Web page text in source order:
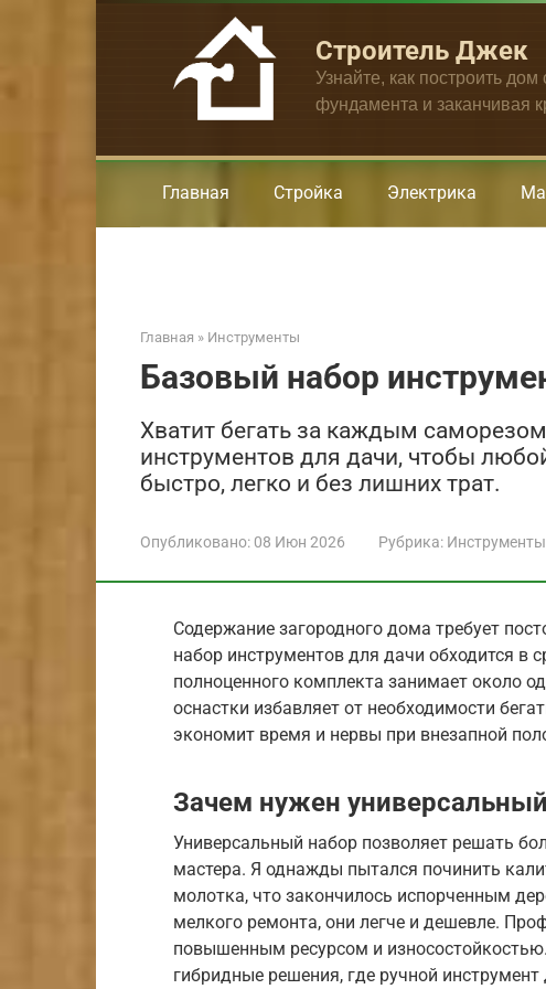
Строитель Джек
Узнайте, как построить
фундамента и заканчивая
Главная Стройка Электрика
Главная » Инструменты
Базовый набор
Хватит бегать за каждым
инструментов для дачи, чтобы
быстро, легко и без лишних трат.
Опубликовано: 08 Июн 2026 Рубрика: Инструменты
Содержание загородного дома требует
набор инструментов для дачи обходится в
полноценного комплекта занимает около
оснастки избавляет от необходимости
экономит время и нервы при внезапной
Зачем нужен
Универсальный набор позволяет решать
мастера. Я однажды пытался починить
молотка, что закончилось испорченным
мелкого ремонта, они легче и дешевле.
повышенным ресурсом и
гибридные решения, где ручной